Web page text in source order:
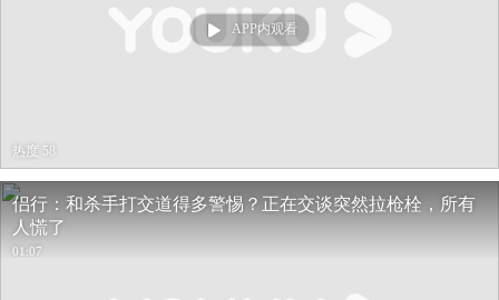
APP内观看
热度 58
侣行：和杀手打交道得多警惕？正在交谈突然拉枪栓，所有
人慌了
01:07